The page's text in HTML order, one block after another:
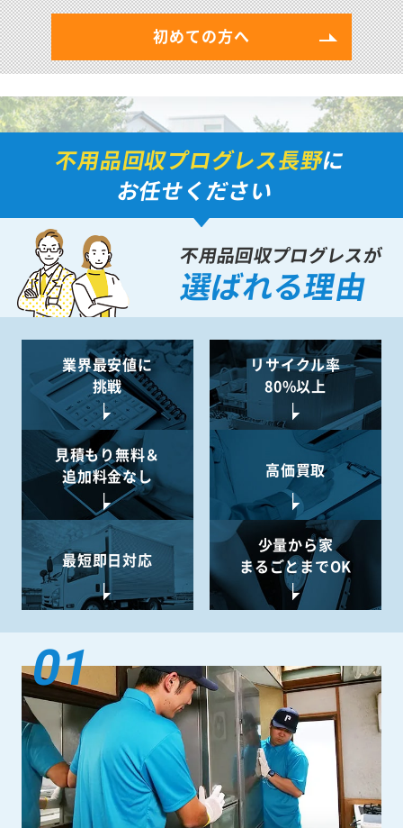
初めての方へ
不用品回収プログレス長野に
お任せください
不用品回収プログレスが
選ばれる理由
業界最安値に
挑戦
リサイクル率
80%以上
見積もり無料＆
追加料金なし
高価買取
最短即日対応
少量から家
まるごとまでOK